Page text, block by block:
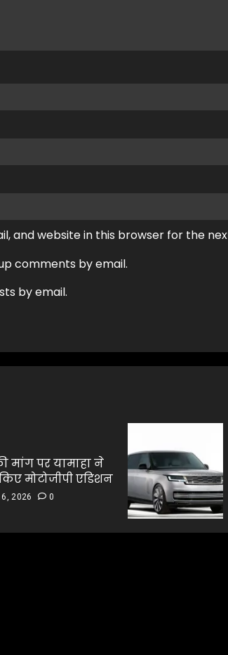
and website in this browser for the
comments by email.
by email.
मांग पर यामाहा ने
मोटोजीपी एडिशन
6, 2026 0